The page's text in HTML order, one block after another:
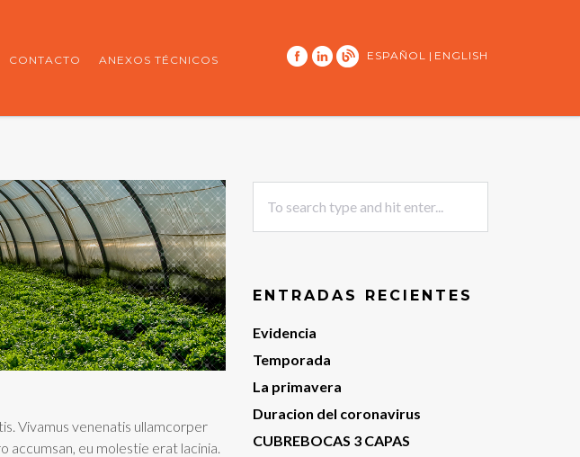
CONTACTO ANEXOS TÉCNICOS ESPAÑOL | ENGLISH
Vivamus venenatis ullamcorper
accumsan, eu molestie erat lacinia.
ENTRADAS RECIENTES
Evidencia
Temporada
La primavera
Duracion del coronavirus
CUBREBOCAS 3 CAPAS